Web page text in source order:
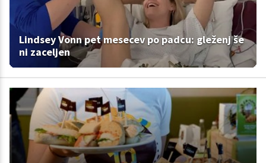
Lindsey Vonn pet mesecev po padcu: gleženj še
ni zaceljen